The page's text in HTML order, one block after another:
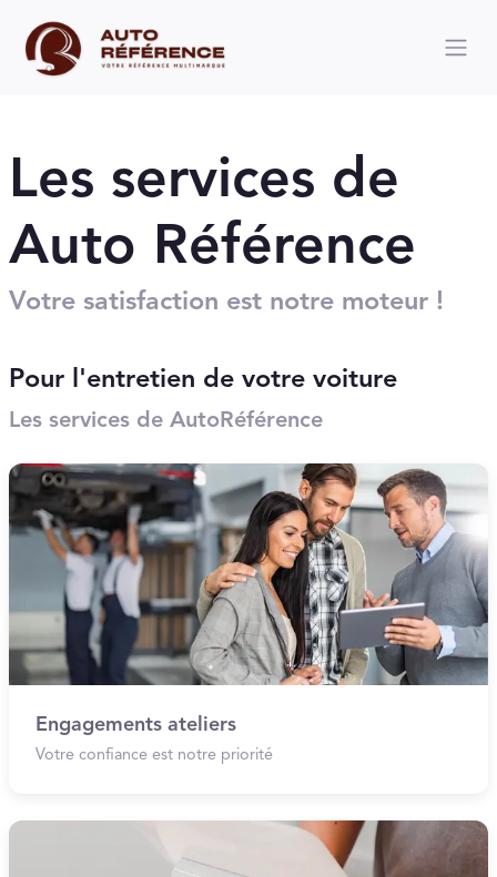
Les services de
Auto Référence
Votre satisfaction est notre moteur !
Pour l'entretien de votre voiture
Les services de AutoRéférence
Engagements ateliers
Votre confiance est notre priorité